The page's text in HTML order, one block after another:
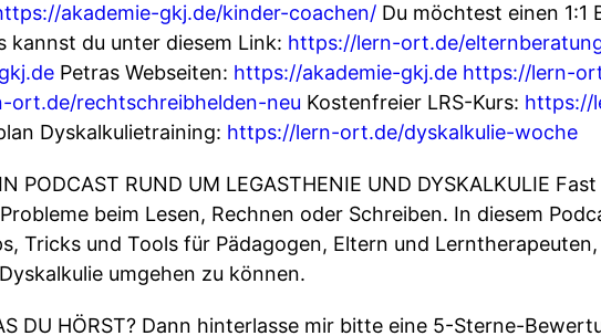
akademie-gkj.de/kinder-coachen/ Du möchtest einen 1:1
kannst du unter diesem Link: https://lern-ort.de/
Petras Webseiten: https://akademie-gkj.de https://lern-
ort.de/rechtschreibhelden-neu Kostenfreier LRS-Kurs: https://
Dyskalkulietraining: https://lern-ort.de/dyskalkulie-woche
PODCAST RUND UM LEGASTHENIE UND DYSKALKULIE
beim Lesen, Rechnen oder Schreiben. In diesem
Tricks und Tools für Pädagogen, Eltern und Lerntherapeuten,
umgehen zu können.
DU HÖRST? Dann hinterlasse mir bitte eine 5-Sterne-